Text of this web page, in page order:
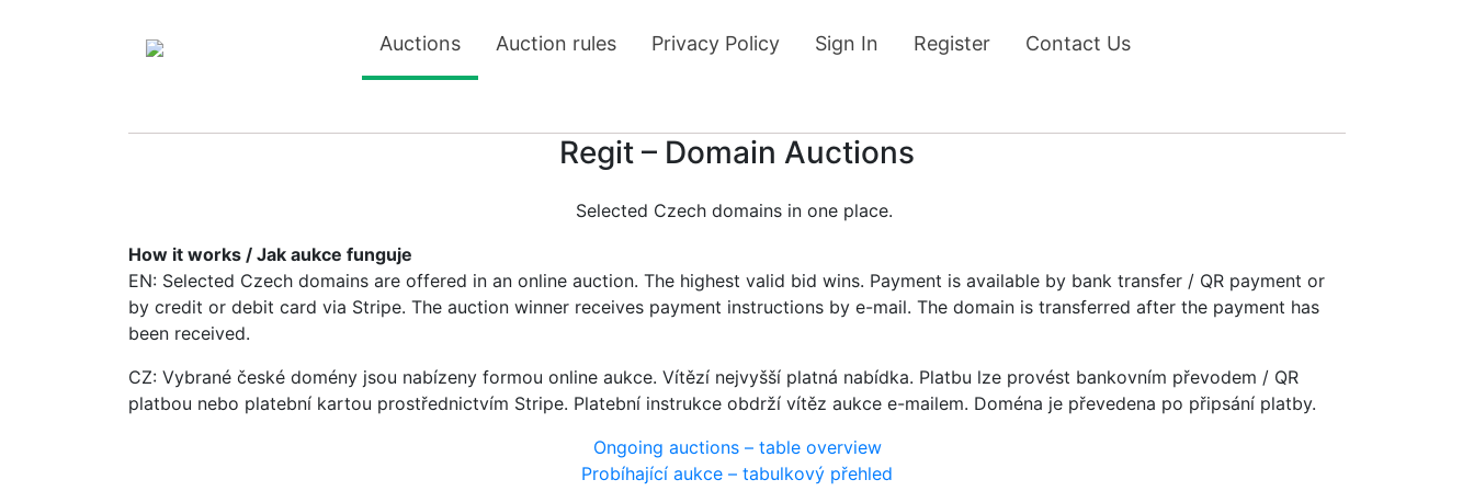
Auctions Auction rules Privacy Policy Sign In Register Contact Us
Regit – Domain Auctions
Selected Czech domains in one place.
How it works / Jak aukce funguje
EN: Selected Czech domains are offered in an online auction. The highest valid bid wins. Payment is available by bank transfer / QR payment or
by credit or debit card via Stripe. The auction winner receives payment instructions by e-mail. The domain is transferred after the payment has
been received.
CZ: Vybrané české domény jsou nabízeny formou online aukce. Vítězí nejvyšší platná nabídka. Platbu lze provést bankovním převodem / QR
platbou nebo platební kartou prostřednictvím Stripe. Platební instrukce obdrží vítěz aukce e-mailem. Doména je převedena po připsání platby.
Ongoing auctions – table overview
Probíhající aukce – tabulkový přehled